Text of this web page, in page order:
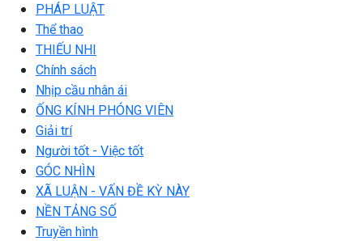
PHÁP LUẬT
Thể thao
THIẾU NHI
Chính sách
Nhịp cầu nhân ái
ỐNG KÍNH PHÓNG VIÊN
Giải trí
Người tốt - Việc tốt
GÓC NHÌN
XÃ LUẬN - VẤN ĐỀ KỲ NÀY
NỀN TẢNG SỐ
Truyền hình